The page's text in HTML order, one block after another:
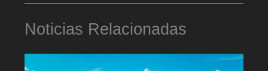
Noticias Relacionadas